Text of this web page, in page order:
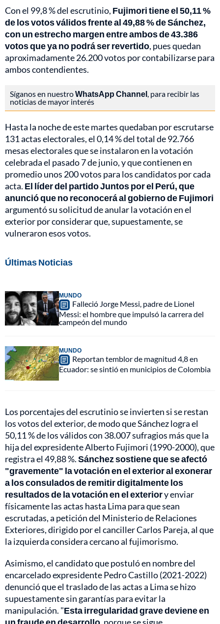
Con el 99,8 % del escrutinio, Fujimori tiene el 50,11 %
de los votos válidos frente al 49,88 % de Sánchez,
con un estrecho margen entre ambos de 43.386
votos que ya no podrá ser revertido, pues quedan
aproximadamente 26.200 votos por contabilizarse para
ambos contendientes.
Síganos en nuestroWhatsApp Channel, para recibir las
noticias de mayor interés
Hasta la noche de este martes quedaban por escrutarse
131 actas electorales, el 0,14 % del total de 92.766
mesas electorales que se instalaron en la votación
celebrada el pasado 7 de junio, y que contienen en
promedio unos 200 votos para los candidatos por cada
acta. El líder del partido Juntos por el Perú, que
anunció que no reconocerá al gobierno de Fujimori
argumentó su solicitud de anular la votación en el
exterior por considerar que, supuestamente, se
vulneraron esos votos.
Últimas Noticias
MUNDO
Falleció Jorge Messi, padre de Lionel
Messi: el hombre que impulsó la carrera del
campeón del mundo
MUNDO
Reportan temblor de magnitud 4,8 en
Ecuador: se sintió en municipios de Colombia
Los porcentajes del escrutinio se invierten si se restan
los votos del exterior, de modo que Sánchez logra el
50,11 % de los válidos con 38.007 sufragios más que la
hija del expresidente Alberto Fujimori (1990-2000), que
registra el 49,88 %.Sánchez sostiene que se afectó
"gravemente" la votación en el exterior al exonerar
a los consulados de remitir digitalmente los
resultados de la votación en el exteriory enviar
físicamente las actas hasta Lima para que sean
escrutadas, a petición del Ministerio de Relaciones
Exteriores, dirigido por el canciller Carlos Pareja, al que
la izquierda considera cercano al fujimorismo.
Asimismo, el candidato que postuló en nombre del
encarcelado expresidente Pedro Castillo (2021-2022)
denunció que el traslado de las actas a Lima se hizo
supuestamente sin garantías para evitar la
manipulación. "Esta irregularidad grave deviene en